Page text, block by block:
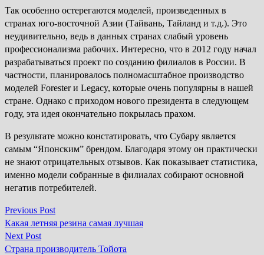
Так особенно остерегаются моделей, произведенных в
странах юго-восточной Азии (Тайвань, Тайланд и т.д.). Это
неудивительно, ведь в данных странах слабый уровень
профессионализма рабочих. Интересно, что в 2012 году начал
разрабатываться проект по созданию филиалов в России. В
частности, планировалось полномасштабное производство
моделей Forester и Legacy, которые очень популярны в нашей
стране. Однако с приходом нового президента в следующем
году, эта идея окончательно покрылась прахом.
В результате можно констатировать, что Субару является
самым “Японским” брендом. Благодаря этому он практически
не знают отрицательных отзывов. Как показывает статистика,
именно модели собранные в филиалах собирают основной
негатив потребителей.
Навігація
записів
Previous PostPrevious
post:
Какая летняя резина самая лучшая
Next PostNext
post:
Страна производитель Тойота